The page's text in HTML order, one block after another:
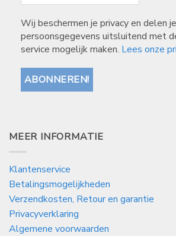
Wij beschermen je privacy en delen je
persoonsgegevens uitsluitend met
service mogelijk maken. Lees onze
MEER INFORMATIE
Klantenservice
Betalingsmogelijkheden
Verzendkosten, Retour en garantie
Privacyverklaring
Algemene voorwaarden